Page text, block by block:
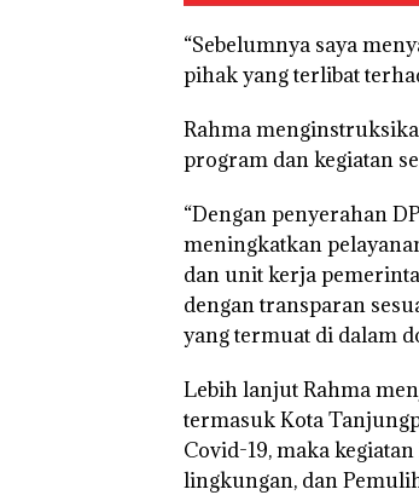
“Sebelumnya saya
pihak yang terlibat
Rahma
program dan kegiatan
“Dengan penyerahan
meningkatkan
dan unit kerja
dengan transparan
yang termuat di dalam
Lebih lanjut Rahma
termasuk Kota
Covid-19, maka
lingkungan, dan